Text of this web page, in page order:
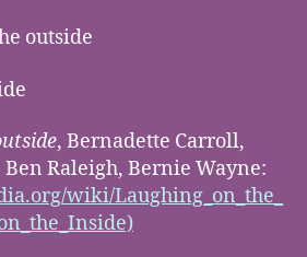
outside
, Bernadette Carroll,
Raleigh, Bernie Wayne:
wiki/Laughing_on_the_